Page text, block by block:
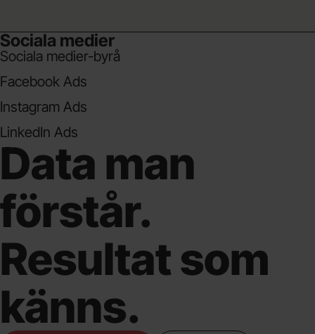
Sociala medier
Sociala medier-byrå
Facebook Ads
Instagram Ads
LinkedIn Ads
Data man
förstår.
Resultat som
känns.